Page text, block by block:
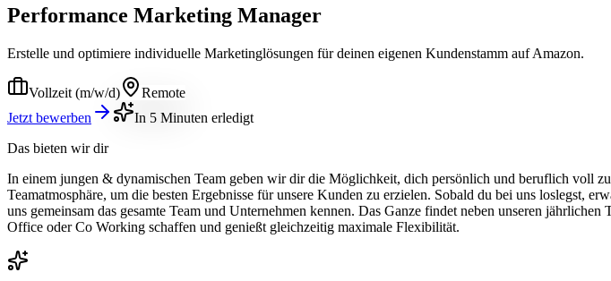
Performance Marketing Manager
Erstelle und optimiere individuelle Marketinglösungen für deinen eigenen Kundenstamm auf Amazon.
Vollzeit (m/w/d)
Remote
Jetzt bewerben
In 5 Minuten erledigt
Das bieten wir dir
In einem jungen & dynamischen Team geben wir dir die Möglichkeit, dich persönlich und beruflich voll
Teamatmosphäre, um die besten Ergebnisse für unsere Kunden zu erzielen. Sobald du bei uns loslegst,
uns gemeinsam das gesamte Team und Unternehmen kennen. Das Ganze findet neben unseren
Office oder Co Working schaffen und genießt gleichzeitig maximale Flexibilität.